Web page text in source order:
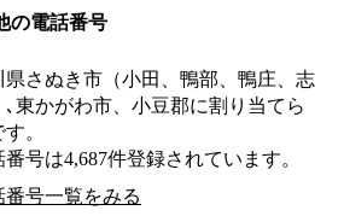
の電話番号
県さぬき市（小田、鴨部、鴨庄、志
東かがわ市、小豆郡に割り当てら
。
号は4,687件登録されています。
番号一覧をみる